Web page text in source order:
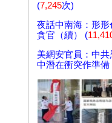
(7,245次)
夜話中南海：形
貪官（續） (
美網安官員：中
中潛在衝突作準備